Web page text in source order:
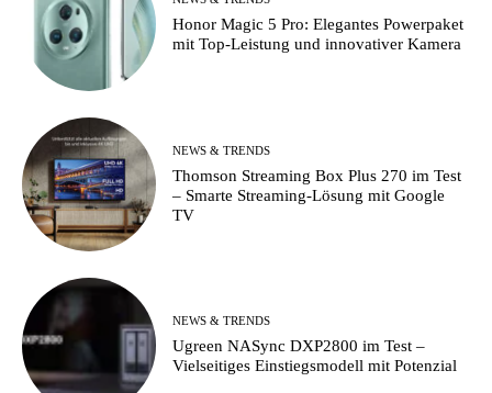
Honor Magic 5 Pro: Elegantes Powerpaket
mit Top-Leistung und innovativer Kamera
NEWS & TRENDS
Thomson Streaming Box Plus 270 im Test
– Smarte Streaming-Lösung mit Google
TV
NEWS & TRENDS
Ugreen NASync DXP2800 im Test –
Vielseitiges Einstiegsmodell mit Potenzial